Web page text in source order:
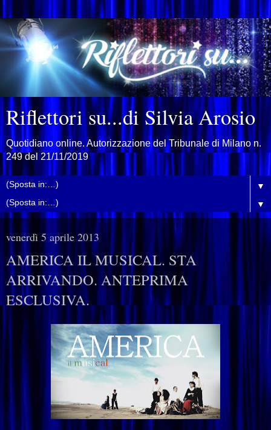
Riflettori su...di Silvia Arosio
Quotidiano online. Autorizzazione del Tribunale di Milano n.
249 del 21/11/2019
▼
▼
venerdì 5 aprile 2013
AMERICA IL MUSICAL. STA
ARRIVANDO. ANTEPRIMA
ESCLUSIVA.